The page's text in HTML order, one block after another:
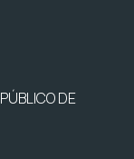
DE